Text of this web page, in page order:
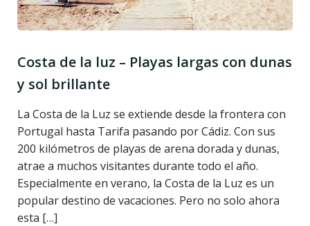
Costa de la luz – Playas largas con dunas
y sol brillante
La Costa de la Luz se extiende desde la frontera con
Portugal hasta Tarifa pasando por Cádiz. Con sus
200 kilómetros de playas de arena dorada y dunas,
atrae a muchos visitantes durante todo el año.
Especialmente en verano, la Costa de la Luz es un
popular destino de vacaciones. Pero no solo ahora
esta […]